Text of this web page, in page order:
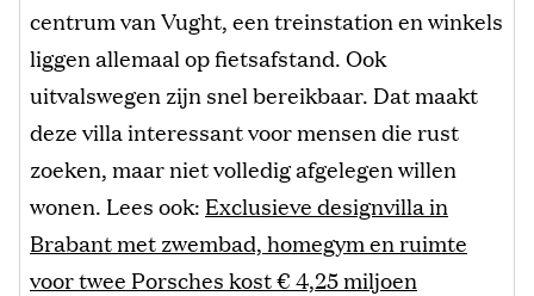
centrum van Vught, een treinstation en winkels
liggen allemaal op fietsafstand. Ook
uitvalswegen zijn snel bereikbaar. Dat maakt
deze villa interessant voor mensen die rust
zoeken, maar niet volledig afgelegen willen
wonen. Lees ook: Exclusieve designvilla in
Brabant met zwembad, homegym en ruimte
voor twee Porsches kost € 4,25 miljoen